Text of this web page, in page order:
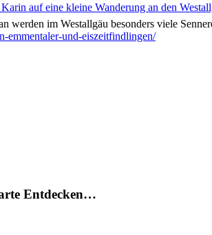
auf eine kleine Wanderung an den
werden im Westallgäu besonders viele
emmentaler-und-eiszeitfindlingen/
Entdecken…